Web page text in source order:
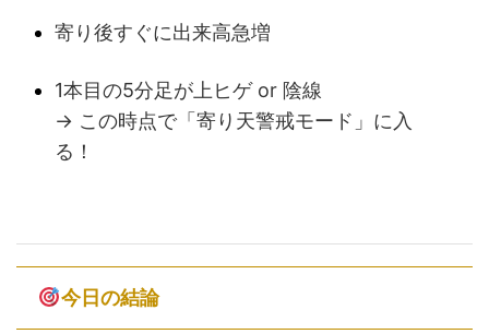
寄り後すぐに出来高急増
1本目の5分足が上ヒゲ or 陰線
→ この時点で「寄り天警戒モード」に入
る！
今日の結論